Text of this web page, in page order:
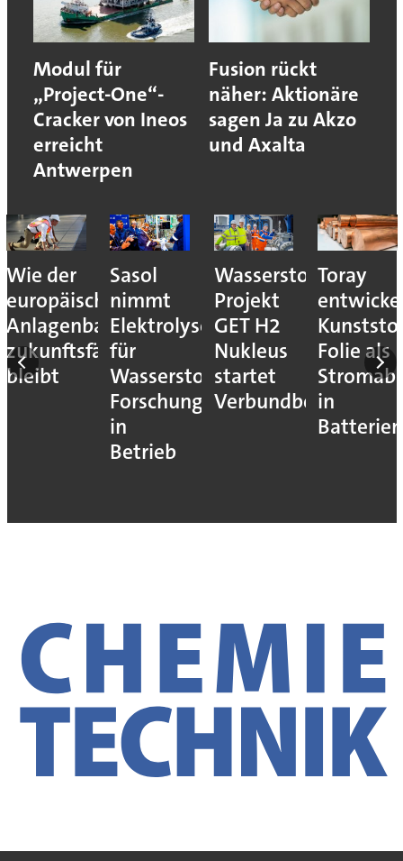
Modul für
„Project-One“-
Cracker von Ineos
erreicht
Antwerpen
Fusion rückt
näher: Aktionäre
sagen Ja zu Akzo
und Axalta
Wie der
europäische
Anlagenbau
zukunftsfähig
bleibt
Sasol
nimmt
Elektrolyseur
für
Wasserstoff-
Forschung
in
Betrieb
Wasserstoff-
Projekt
GET H2
Nukleus
startet
Verbundbetrieb
Toray
Folie als
in
Batterien